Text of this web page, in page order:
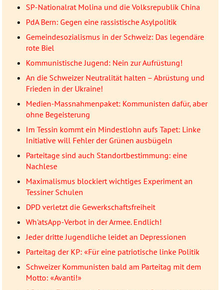
SP-Nationalrat Molina und die Volksrepublik China
PdA Bern: Gegen eine rassistische Asylpolitik
Gemeindesozialismus in der Schweiz: Das legendäre
rote Biel
Kommunistische Jugend: Nein zur Aufrüstung!
An die Schweizer Neutralität halten – Abrüstung und
Frieden in der Ukraine!
Medien-Massnahmenpaket: Kommunisten dafür, aber
ohne Begeisterung
Im Tessin kommt ein Mindestlohn aufs Tapet: Linke
Initiative will Fehler der Grünen ausbügeln
Parteitage sind auch Standortbestimmung: eine
Nachlese
Maximalismus blockiert wichtiges Experiment an
Tessiner Schulen
DPD verletzt die Gewerkschaftsfreiheit
Wh'atsApp-Verbot in der Armee. Endlich!
Jeder dritte Jugendliche leidet an Depressionen
Parteitag der KP: «Für eine patriotische linke Politik
Schweizer Kommunisten bald am Parteitag mit dem
Motto: «Avanti!»